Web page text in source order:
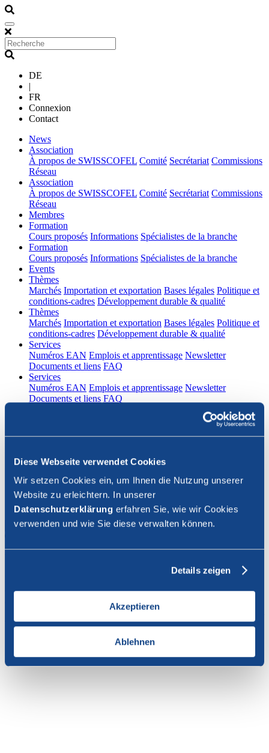
Diese Webseite verwendet Cookies
Wir setzen Cookies ein, um Ihnen die Nutzung unserer
Website zu erleichtern. In unserer
Datenschutzerklärung erfahren Sie, wie wir Cookies
verwenden und wie Sie diese verwalten können.
Details zeigen
Akzeptieren
Ablehnen
DE
|
FR
Connexion
Contact
News(current)
Association
À propos de SWISSCOFEL Comité Secrétariat Commissions
Réseau
Association
À propos de SWISSCOFEL Comité Secrétariat Commissions
Réseau
Membres(current)
Formation
Cours proposés Informations Spécialistes de la branche
Formation
Cours proposés Informations Spécialistes de la branche
Events(current)
Thèmes(current)
Marchés Importation et exportation Bases légales Politique et
conditions-cadres Développement durable & qualité
Thèmes(current)
Marchés Importation et exportation Bases légales Politique et
conditions-cadres Développement durable & qualité
Services(current)
Numéros EAN Emplois et apprentissage Newsletter
Documents et liens FAQ
Services(current)
Numéros EAN Emplois et apprentissage Newsletter
Documents et liens FAQ
FR
Connexion
Fermer la recherche
En tant que membre de SWISSCOFEL, vous pouvez vous
connecter avec votre nom d'utilisateur et le mot de passe pour
accéder au contenu de cette page.
Si vous n'avez pas encore d'accès, vous pouvez demander par e-mail
votre login personnel ausecrétariat.